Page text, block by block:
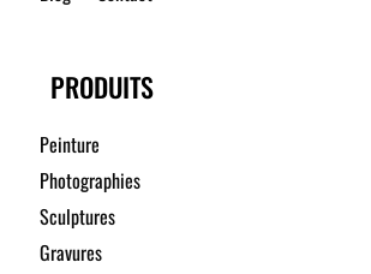
PRODUITS
Peinture
Photographies
Sculptures
Gravures